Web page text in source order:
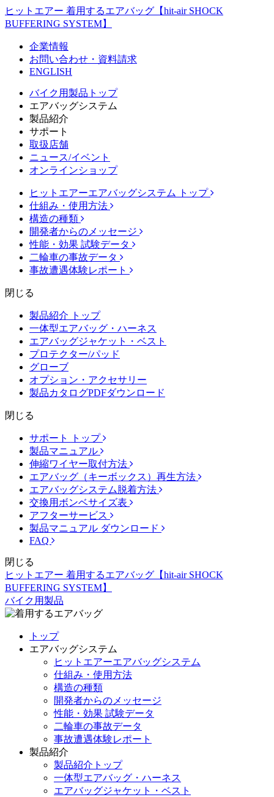
ヒットエアー 着用するエアバッグ【hit-air SHOCK
BUFFERING SYSTEM】
企業情報
お問い合わせ・資料請求
ENGLISH
バイク用製品トップ
エアバッグシステム
製品紹介
サポート
取扱店舗
ニュース/イベント
オンラインショップ
ヒットエアーエアバッグシステム トップ
仕組み・使用方法
構造の種類
開発者からのメッセージ
性能・効果 試験データ
二輪車の事故データ
事故遭遇体験レポート
閉じる
製品紹介 トップ
一体型エアバッグ・ハーネス
エアバッグジャケット・ベスト
プロテクター/パッド
グローブ
オプション・アクセサリー
製品カタログPDFダウンロード
閉じる
サポート トップ
製品マニュアル
伸縮ワイヤー取付方法
エアバッグ（キーボックス）再生方法
エアバッグシステム脱着方法
交換用ボンベサイズ表
アフターサービス
製品マニュアル ダウンロード
FAQ
閉じる
ヒットエアー 着用するエアバッグ【hit-air SHOCK
BUFFERING SYSTEM】
バイク用製品
トップ
エアバッグシステム
ヒットエアーエアバッグシステム
仕組み・使用方法
構造の種類
開発者からのメッセージ
性能・効果 試験データ
二輪車の事故データ
事故遭遇体験レポート
製品紹介
製品紹介トップ
一体型エアバッグ・ハーネス
エアバッグジャケット・ベスト